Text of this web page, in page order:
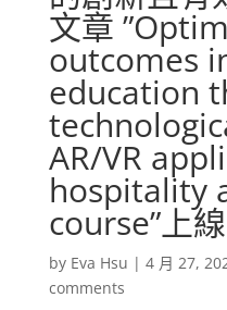
文章
outcomes
education
AR/VR
hospitality
course”上
by Eva Hsu | 4 月 27,
comments